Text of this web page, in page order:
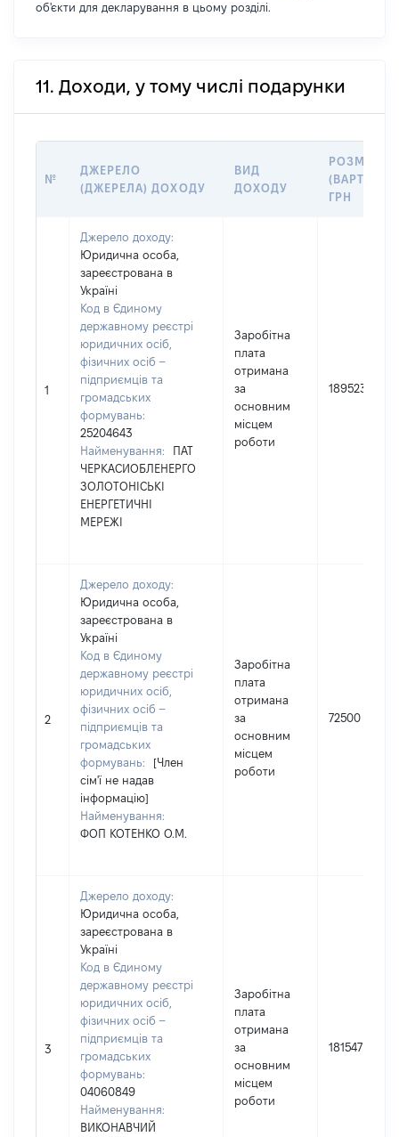
об'єкти для декларування в цьому розділі.
11. Доходи, у тому числі подарунки
№
ДЖЕРЕЛО
(ДЖЕРЕЛА) ДОХОДУ
ВИД
ДОХОДУ
РОЗМІР
ГРН
1
Джерело доходу:
Юридична особа,
зареєстрована в
Україні
Код в Єдиному
державному реєстрі
юридичних осіб,
фізичних осіб –
підприємців та
громадських
формувань:
25204643
Найменування:
ПАТ
ЧЕРКАСИОБЛЕНЕРГО
ЗОЛОТОНІСЬКІ
ЕНЕРГЕТИЧНІ
МЕРЕЖІ
Заробітна
плата
отримана
за
основним
місцем
роботи
189523
2
Джерело доходу:
Юридична особа,
зареєстрована в
Україні
Код в Єдиному
державному реєстрі
юридичних осіб,
фізичних осіб –
підприємців та
громадських
формувань:
[Член
сім'ї не надав
інформацію]
Найменування:
ФОП КОТЕНКО О.М.
Заробітна
плата
отримана
за
основним
місцем
роботи
72500
3
Джерело доходу:
Юридична особа,
зареєстрована в
Україні
Код в Єдиному
державному реєстрі
юридичних осіб,
фізичних осіб –
підприємців та
громадських
формувань:
04060849
Найменування:
ВИКОНАВЧИЙ
Заробітна
плата
отримана
за
основним
місцем
роботи
181547